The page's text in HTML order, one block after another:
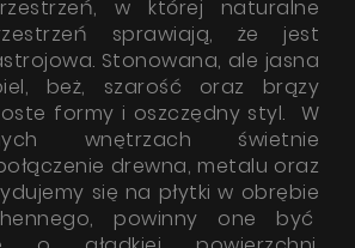
w której naturalne
sprawiają, że jest
Stonowana, ale jasna
beż, szarość oraz brązy
formy i oszczędny styl. W
wnętrzach świetnie
drewna, metalu oraz
się na płytki w obrębie
powinny one być